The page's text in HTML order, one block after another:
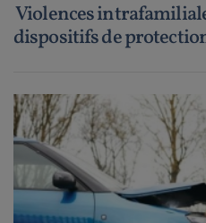
Violences
dispositifs de